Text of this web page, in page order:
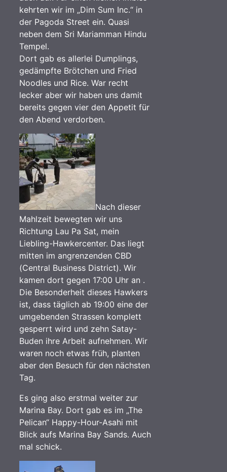
kehrten wir im „Dim Sum Inc.“ in
der Pagoda Street ein. Quasi
neben dem Sri Mariamman Hindu
Tempel.
Dort gab es allerlei Dumplings,
gedämpfte Brötchen und Fried
Noodles und Rice. War recht
lecker aber wir haben uns damit
bereits gegen vier den Appetit für
den Abend verdorben.
Nach dieser
Mahlzeit bewegten wir uns
Richtung Lau Pa Sat, mein
Liebling-Hawkercenter. Das liegt
mitten im angrenzenden CBD
(Central Business District). Wir
kamen dort gegen 17:00 Uhr an .
Die Besonderheit dieses Hawkers
ist, dass täglich ab 19:00 eine der
umgebenden Strassen komplett
gesperrt wird und zehn Satay-
Buden ihre Arbeit aufnehmen. Wir
waren noch etwas früh, planten
aber den Besuch für den nächsten
Tag.
Es ging also erstmal weiter zur
Marina Bay. Dort gab es im „The
Pelican“ Happy-Hour-Asahi mit
Blick aufs Marina Bay Sands. Auch
mal schick.